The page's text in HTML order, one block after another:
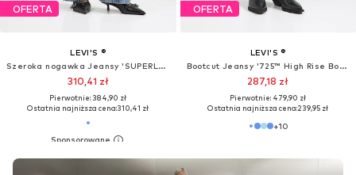
OFERTA
LEVI'S ®
Szeroka nogawka Jeansy 'SUPERLOW LOOSE'
310,41 zł
Pierwotnie: 384,90 zł
Ostatnia najniższa cena:310,41 zł
OFERTA
LEVI'S ®
Bootcut Jeansy '725™ High Rise Bootcut'
287,18 zł
Pierwotnie: 479,90 zł
Ostatnia najniższa cena:239,95 zł
+10